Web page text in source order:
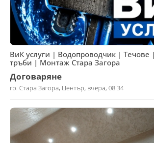
ВиК услуги | Водопроводчик | Течове
тръби | Монтаж Стара Загора
Договаряне
гр. Стара Загора, Център, вчера, 08:34